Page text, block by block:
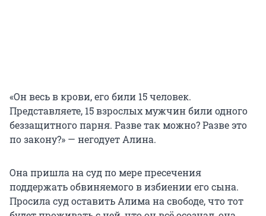
«Он весь в крови, его били 15 человек.
Представляете, 15 взрослых мужчин били одного
беззащитного парня. Разве так можно? Разве это
по закону?» — негодует Алина.
Она пришла на суд по мере пресечения
поддержать обвиняемого в избиении его сына.
Просила суд оставить Алима на свободе, что тот